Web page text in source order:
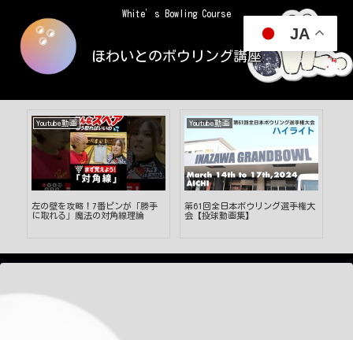
White’s Bowling Course
ほわいとのボウリング講座
Youtube動画
左の壁を攻略！7番ピンが「勝手
に取れる」魔法の対角線理論
Youtube動画
第61回全日本ボウリング選手権大
会【投球動画集】
JA